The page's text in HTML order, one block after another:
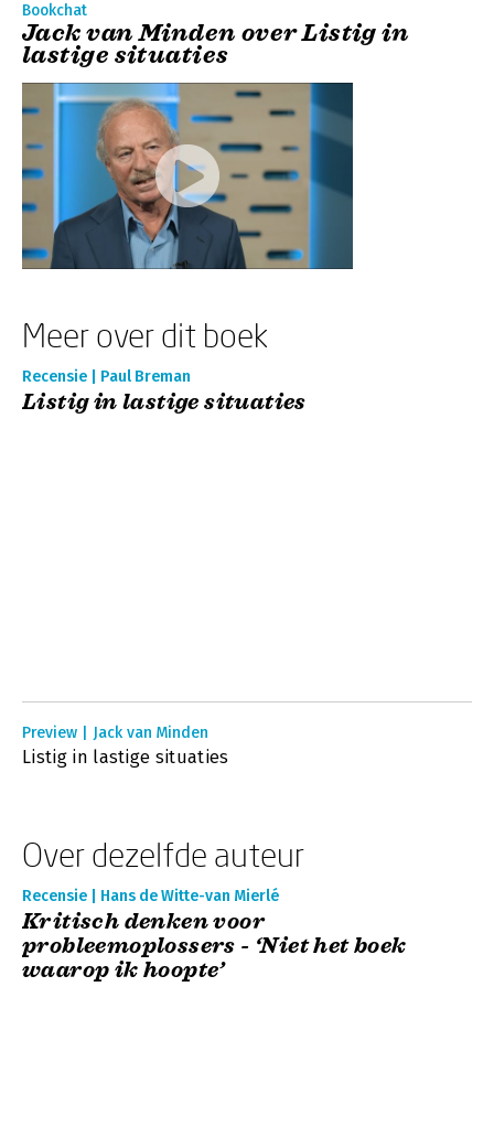
Bookchat
Jack van Minden over Listig in
lastige situaties
Meer over dit boek
Recensie | Paul Breman
Listig in lastige situaties
Preview | Jack van Minden
Listig in lastige situaties
Over dezelfde auteur
Recensie | Hans de Witte-van Mierlé
Kritisch denken voor
probleemoplossers - ‘Niet het boek
waarop ik hoopte’